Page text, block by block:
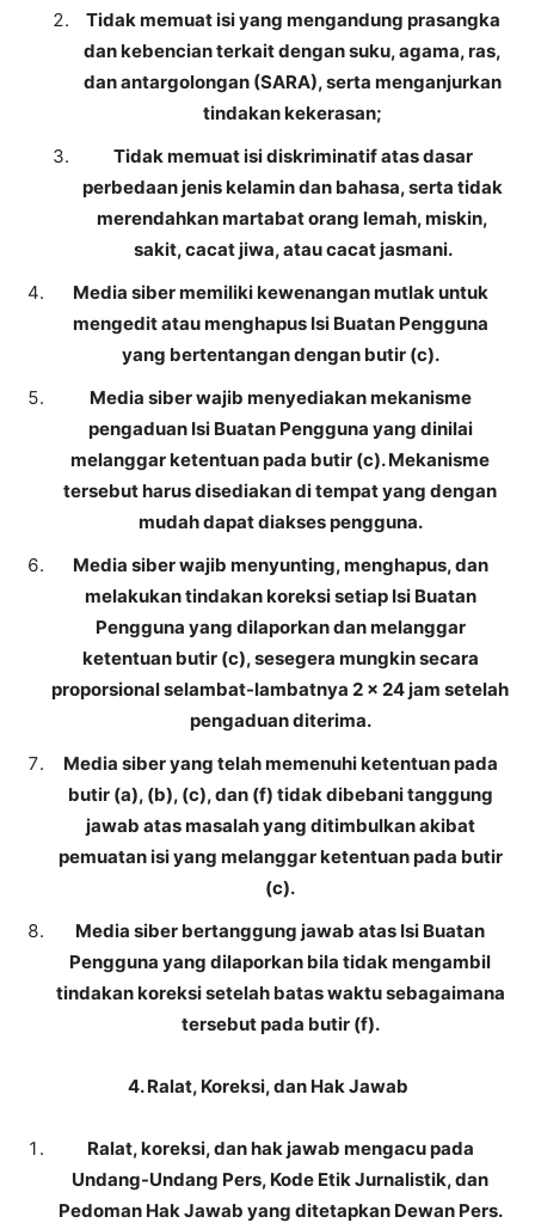
Tidak memuat isi yang mengandung prasangka
dan kebencian terkait dengan suku, agama, ras,
dan antargolongan (SARA), serta menganjurkan
tindakan kekerasan;
Tidak memuat isi diskriminatif atas dasar
perbedaan jenis kelamin dan bahasa, serta tidak
merendahkan martabat orang lemah, miskin,
sakit, cacat jiwa, atau cacat jasmani.
Media siber memiliki kewenangan mutlak untuk
mengedit atau menghapus Isi Buatan Pengguna
yang bertentangan dengan butir (c).
Media siber wajib menyediakan mekanisme
pengaduan Isi Buatan Pengguna yang dinilai
melanggar ketentuan pada butir (c). Mekanisme
tersebut harus disediakan di tempat yang dengan
mudah dapat diakses pengguna.
Media siber wajib menyunting, menghapus, dan
melakukan tindakan koreksi setiap Isi Buatan
Pengguna yang dilaporkan dan melanggar
ketentuan butir (c), sesegera mungkin secara
proporsional selambat-lambatnya 2 x 24 jam setelah
pengaduan diterima.
Media siber yang telah memenuhi ketentuan pada
butir (a), (b), (c), dan (f) tidak dibebani tanggung
jawab atas masalah yang ditimbulkan akibat
pemuatan isi yang melanggar ketentuan pada butir
(c).
Media siber bertanggung jawab atas Isi Buatan
Pengguna yang dilaporkan bila tidak mengambil
tindakan koreksi setelah batas waktu sebagaimana
tersebut pada butir (f).
4. Ralat, Koreksi, dan Hak Jawab
Ralat, koreksi, dan hak jawab mengacu pada
Undang-Undang Pers, Kode Etik Jurnalistik, dan
Pedoman Hak Jawab yang ditetapkan Dewan Pers.